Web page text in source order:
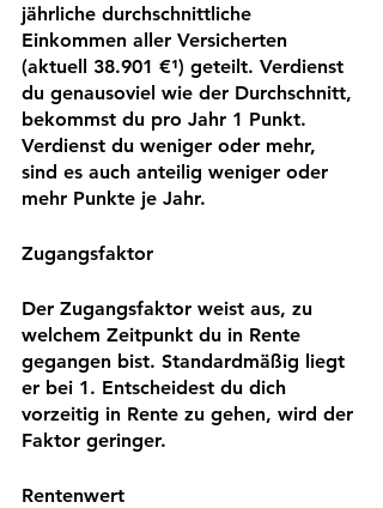
jährliche durchschnittliche
Einkommen aller Versicherten
(aktuell 38.901 €¹) geteilt. Verdienst
du genausoviel wie der Durchschnitt,
bekommst du pro Jahr 1 Punkt.
Verdienst du weniger oder mehr,
sind es auch anteilig weniger oder
mehr Punkte je Jahr.
Zugangsfaktor
Der Zugangsfaktor weist aus, zu
welchem Zeitpunkt du in Rente
gegangen bist. Standardmäßig liegt
er bei 1. Entscheidest du dich
vorzeitig in Rente zu gehen, wird der
Faktor geringer.
Rentenwert